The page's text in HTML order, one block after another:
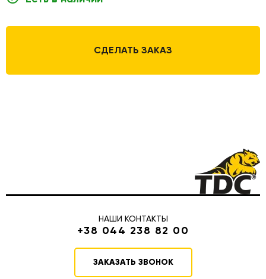
СДЕЛАТЬ ЗАКАЗ
НАШИ КОНТАКТЫ
+38 044 238 82 00
ЗАКАЗАТЬ ЗВОНОК